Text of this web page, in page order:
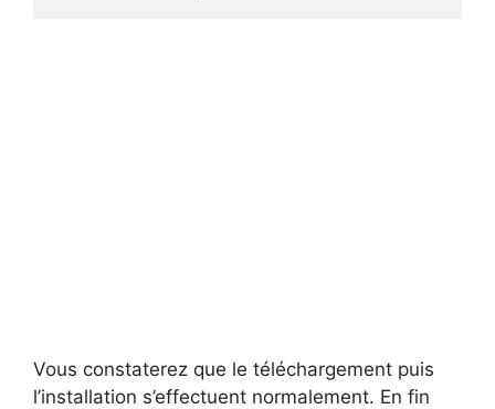
Vous constaterez que le téléchargement puis
l’installation s’effectuent normalement. En fin